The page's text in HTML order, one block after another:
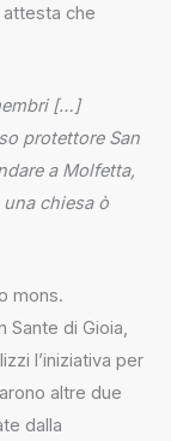
attesta che
[…]
protettore San
a Molfetta,
chiesa ò
mons.
Sante di Gioia,
l’iniziativa per
altre due
dalla